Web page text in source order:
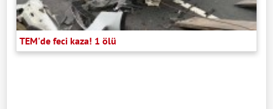
TEM'de feci kaza! 1 ölü